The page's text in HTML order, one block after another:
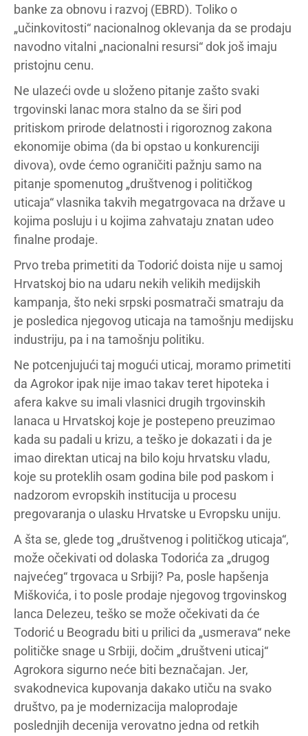
banke za obnovu i razvoj (EBRD). Toliko o
„učinkovitosti“ nacionalnog oklevanja da se prodaju
navodno vitalni „nacionalni resursi“ dok još imaju
pristojnu cenu.
Ne ulazeći ovde u složeno pitanje zašto svaki
trgovinski lanac mora stalno da se širi pod
pritiskom prirode delatnosti i rigoroznog zakona
ekonomije obima (da bi opstao u konkurenciji
divova), ovde ćemo ograničiti pažnju samo na
pitanje spomenutog „društvenog i političkog
uticaja“ vlasnika takvih megatrgovaca na države u
kojima posluju i u kojima zahvataju znatan udeo
finalne prodaje.
Prvo treba primetiti da Todorić doista nije u samoj
Hrvatskoj bio na udaru nekih velikih medijskih
kampanja, što neki srpski posmatrači smatraju da
je posledica njegovog uticaja na tamošnju medijsku
industriju, pa i na tamošnju politiku.
Ne potcenjujući taj mogući uticaj, moramo primetiti
da Agrokor ipak nije imao takav teret hipoteka i
afera kakve su imali vlasnici drugih trgovinskih
lanaca u Hrvatskoj koje je postepeno preuzimao
kada su padali u krizu, a teško je dokazati i da je
imao direktan uticaj na bilo koju hrvatsku vladu,
koje su proteklih osam godina bile pod paskom i
nadzorom evropskih institucija u procesu
pregovaranja o ulasku Hrvatske u Evropsku uniju.
A šta se, glede tog „društvenog i političkog uticaja“,
može očekivati od dolaska Todorića za „drugog
najvećeg“ trgovaca u Srbiji? Pa, posle hapšenja
Miškovića, i to posle prodaje njegovog trgovinskog
lanca Delezeu, teško se može očekivati da će
Todorić u Beogradu biti u prilici da „usmerava“ neke
političke snage u Srbiji, dočim „društveni uticaj“
Agrokora sigurno neće biti beznačajan. Jer,
svakodnevica kupovanja dakako utiču na svako
društvo, pa je modernizacija maloprodaje
poslednjih decenija verovatno jedna od retkih